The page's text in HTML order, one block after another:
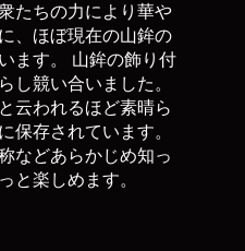
たちの力により華や
、ほぼ現在の山鉾の
ます。 山鉾の飾り付
し競い合いました。
云われるほど素晴ら
保存されています。
などあらかじめ知っ
と楽しめます。